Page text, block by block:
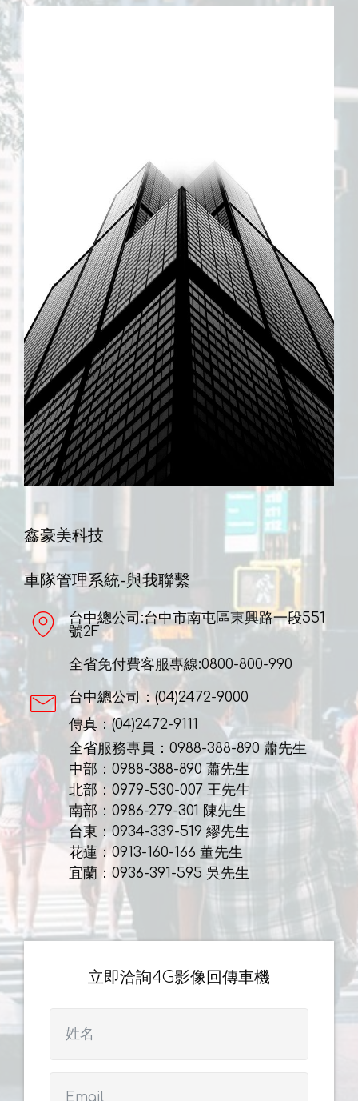
鑫豪美科技
車隊管理系統-與我聯繫
台中總公司:台中市南屯區東興路一段551
號2F
全省免付費客服專線:0800-800-990
台中總公司：(04)2472-9000
傳真：(04)2472-9111
全省服務專員：0988-388-890 蕭先生
中部：0988-388-890 蕭先生
北部：0979-530-007 王先生
南部：0986-279-301 陳先生
台東：0934-339-519 繆先生
花蓮：0913-160-166 董先生
宜蘭：0936-391-595 吳先生
立即洽詢4G影像回傳車機